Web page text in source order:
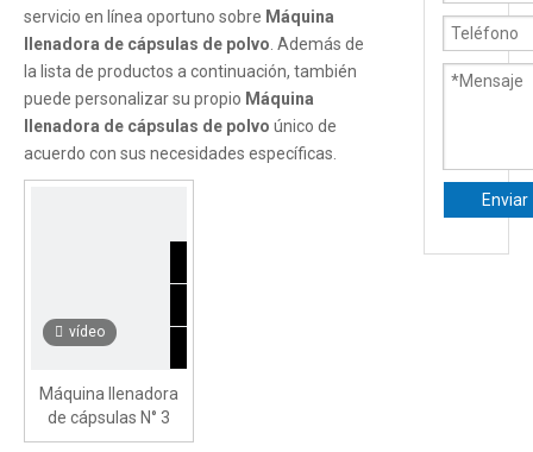
servicio en línea oportuno sobre Máquina
llenadora de cápsulas de polvo . Además de
la lista de productos a continuación, también
puede personalizar su propio Máquina
llenadora de cápsulas de polvo único de
acuerdo con sus necesidades específicas.
vídeo
Máquina llenadora
de cápsulas N° 3
completamente
Enviar